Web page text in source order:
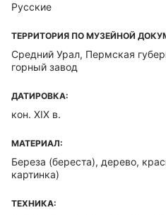
Русские
ТЕРРИТОРИЯ ПО МУЗЕЙНОЙ
Средний Урал, Пермская
горный завод
ДАТИРОВКА:
кон. XIX в.
МАТЕРИАЛ:
Береза (береста), дерево,
картинка)
ТЕХНИКА: